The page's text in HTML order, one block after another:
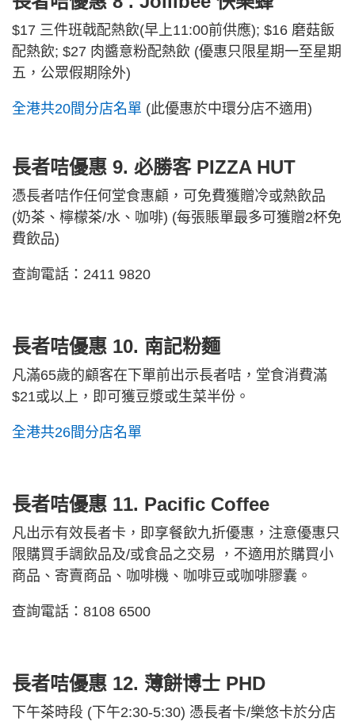
$17 三件班戟配熱飲(早上11:00前供應); $16 磨菇飯
配熱飲; $27 肉醬意粉配熱飲 (優惠只限星期一至星期
五，公眾假期除外)
全港共20間分店名單 (此優惠於中環分店不適用)
長者咭優惠 9. 必勝客 PIZZA HUT
憑長者咭作任何堂食惠顧，可免費獲贈冷或熱飲品
(奶茶、檸檬茶/水、咖啡) (每張賬單最多可獲贈2杯免
費飲品)
查詢電話：2411 9820
長者咭優惠 10. 南記粉麵
凡滿65歲的顧客在下單前出示長者咭，堂食消費滿
$21或以上，即可獲豆漿或生菜半份。
全港共26間分店名單
長者咭優惠 11. Pacific Coffee
凡出示有效長者卡，即享餐飲九折優惠，注意優惠只
限購買手調飲品及/或食品之交易 ，不適用於購買小
商品、寄賣商品、咖啡機、咖啡豆或咖啡膠囊。
查詢電話：8108 6500
長者咭優惠 12. 薄餅博士 PHD
下午茶時段 (下午2:30-5:30) 憑長者卡/樂悠卡於分店